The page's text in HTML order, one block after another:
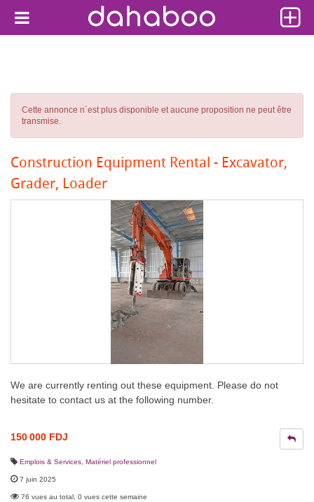
Cette annonce n´est plus disponible et aucune proposition ne peut être
transmise.
Construction Equipment Rental - Excavator,
Grader, Loader
We are currently renting out these equipment. Please do not
hesitate to contact us at the following number.
150 000 FDJ
Emplois & Services Matériel professionnel
7 juin 2025
76 vues au total, 0 vues cette semaine